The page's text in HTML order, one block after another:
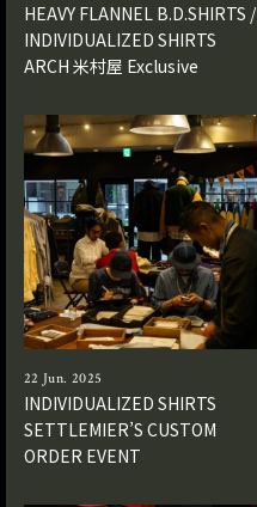
HEAVY FLANNEL B.D.SHIRTS /
INDIVIDUALIZED SHIRTS
ARCH 米村屋 Exclusive
22 Jun. 2025
INDIVIDUALIZED SHIRTS
SETTLEMIER’S CUSTOM
ORDER EVENT